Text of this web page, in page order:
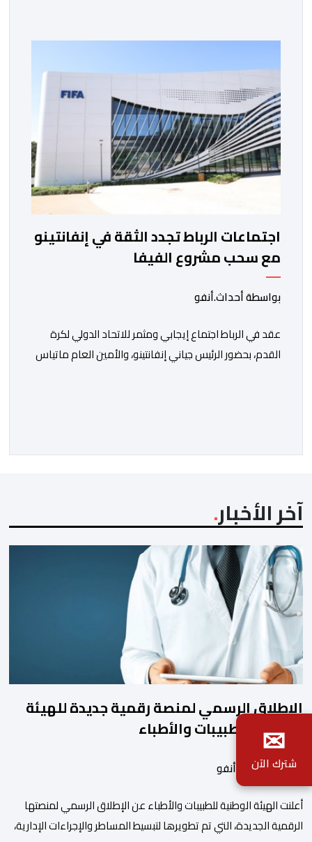
نهضة بركان على موعد في هذا الدور مع الفائز من المباراة
الغامبي، حيث يطمح الفريق […]
اجتماعات الرباط تجدد الثقة في إنفانتينو
مع سحب مشروع الفيفا
بواسطة أحداث.أنفو
عقد في الرباط اجتماع إيجابي ومثمر للاتحاد الدولي لكرة
القدم، بحضور الرئيس جياني إنفانتينو، والأمين العام ماتياس
المسؤول الوحيد المباشر والمنتخب من قِبل 211 اتحادا […]
آخر الأخبار
الإطلاق الرسمي لمنصة رقمية جديدة للهيئة
الوطنية للطبيبات والأطباء
بواسطة أحداث.أنفو
أعلنت الهيئة الوطنية للطبيبات والأطباء عن الإطلاق الرسمي لمنصتها
الرقمية الجديدة، التي تم تطويرها لتبسيط المساطر والإجراءات الإدارية،
✉
شترك الآن